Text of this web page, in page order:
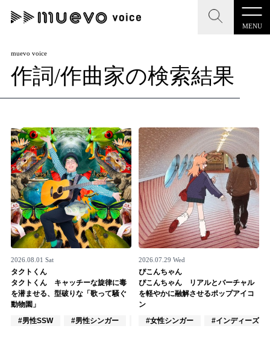
MENU
CLOSE
記事を検索する
人気ワード
#男性SSW #ポップス #女性SSW #ロック
#男性シンガー #HR/HM #女性シンガー
#ヒップホップ #男性シンガーグループ #R&B/ソウル
CLOSE
muevo media
"読者の声を形にする”音楽特化メディア
MENU
記事一覧
プレスリリース一覧
会社概要
お問い合わせ
記事リクエスト
ログイン
muevo voice
作詞/作曲家の検索結果
2026.08.01 Sat
タクトくん
タクトくん キャッチーな旋律に毒
を潜ませる、型破りな「歌って騒ぐ
動物園」
#男性SSW
#男性シンガー #作詞/作曲家
2026.07.29 Wed
ぴこんちゃん
ぴこんちゃん リアルとバーチャル
を軽やかに融解させるポップアイコ
ン
#女性シンガー
#インディーズ